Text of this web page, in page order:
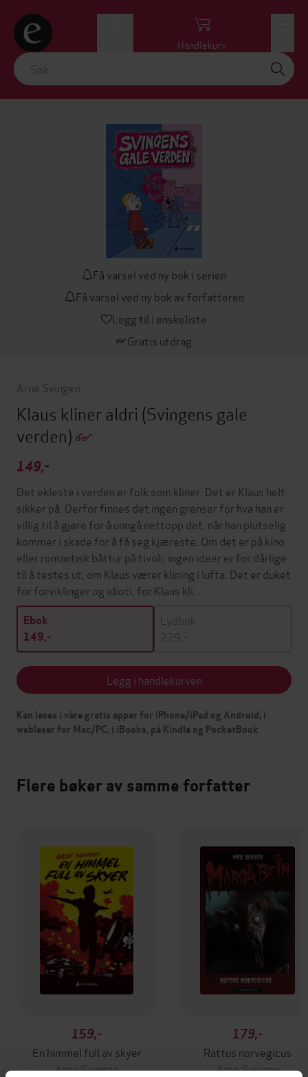
Handlekurv
Få varsel ved ny bok i serien
Få varsel ved ny bok av forfatteren
Legg til i ønskeliste
Gratis utdrag
Arne Svingen
Klaus kliner aldri (Svingens gale
verden)
149,-
Det ekleste i verden er folk som kliner. Det er Klaus helt
sikker på. Derfor finnes det ingen grenser for hva han er
villig til å gjøre for å unngå nettopp det, når han plutselig
kommer i skade for å få seg kjæreste. Om det er på kino
eller romantisk båttur på tivoli; ingen ideer er for dårlige
til å testes ut, om Klaus værer klining i lufta. Det er duket
for forviklinger og idioti, for Klaus kli…
Ebok
149,-
Lydbok
229,-
Legg i handlekurven
Kan leses i våre gratis apper for iPhone/iPad og Android, i
webleser for Mac/PC, i iBooks, på Kindle og PocketBook
Flere bøker av samme forfatter
159,-
En himmel full av skyer
Arne Svingen
179,-
Rattus norvegicus
Arne Svingen